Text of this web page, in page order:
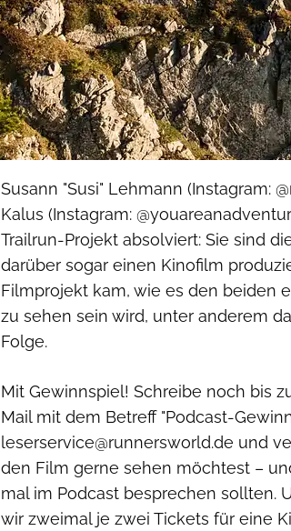
Susann "Susi" Lehmann (Instagram:
Kalus (Instagram:
Trailrun-Projekt absolviert: Sie sind
darüber sogar einen Kinofilm
Filmprojekt kam, wie es den beiden
zu sehen sein wird, unter anderem
Folge.
Mit Gewinnspiel! Schreibe noch bis
Mail mit dem Betreff "Podcast-
leserservice@runnersworld.de und
den Film gerne sehen möchtest –
mal im Podcast besprechen sollten.
wir zweimal je zwei Tickets für eine